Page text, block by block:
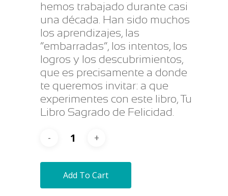
hemos trabajado durante casi
una década. Han sido muchos
los aprendizajes, las
“embarradas”, los intentos, los
logros y los descubrimientos,
que es precisamente a donde
te queremos invitar: a que
experimentes con este libro, Tu
Libro Sagrado de Felicidad.
Add To Cart